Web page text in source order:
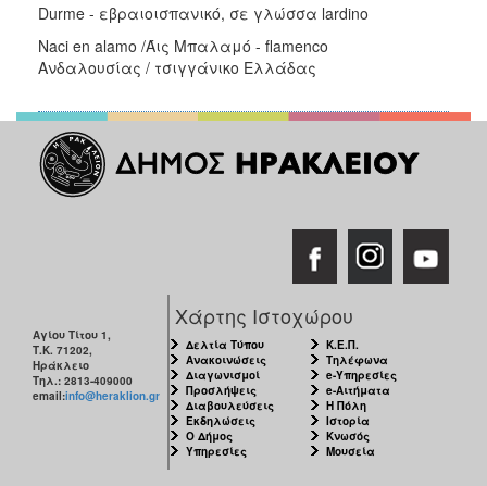
Durme - εβραιοισπανικό, σε γλώσσα lardino
Naci en alamo /Άις Μπαλαμό - flamenco
Ανδαλουσίας / τσιγγάνικο Ελλάδας
Αγίου Τίτου 1,
Τ.Κ. 71202,
Ηράκλειο
Τηλ.: 2813-409000
email:info@heraklion.gr
Χάρτης Ιστοχώρου
Δελτία Τύπου
Ανακοινώσεις
Διαγωνισμοί
Προσλήψεις
Διαβουλεύσεις
Εκδηλώσεις
Ο Δήμος
Υπηρεσίες
Κ.Ε.Π.
Τηλέφωνα
e-Υπηρεσίες
e-Αιτήματα
Η Πόλη
Ιστορία
Κνωσός
Μουσεία